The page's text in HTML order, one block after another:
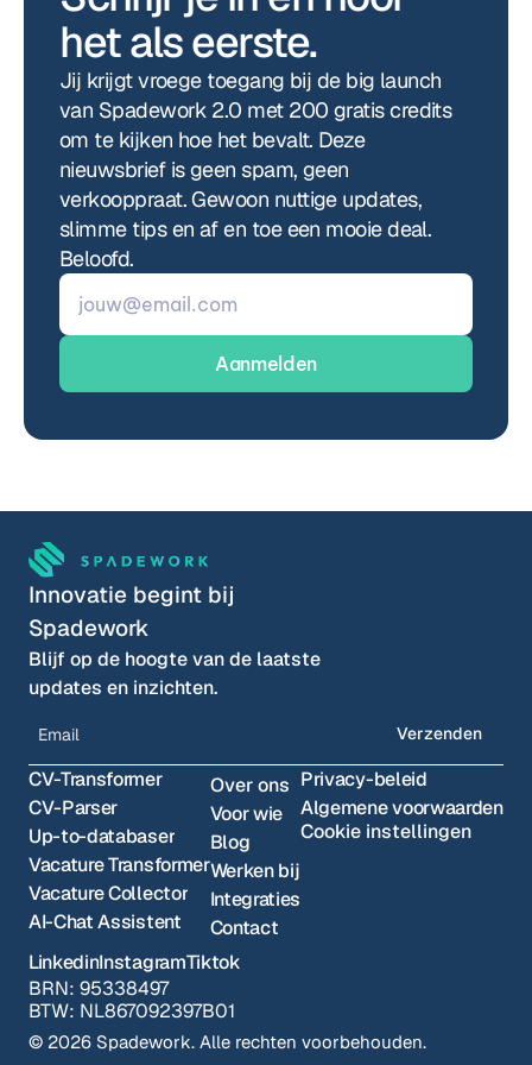
het als eerste.
Jij krijgt vroege toegang bij de big launch
van Spadework 2.0 met 200 gratis credits
om te kijken hoe het bevalt. Deze
nieuwsbrief is geen spam, geen
verkooppraat. Gewoon nuttige updates,
slimme tips en af en toe een mooie deal.
Beloofd.
Innovatie begint bij
Spadework
Blijf op de hoogte van de laatste
updates en inzichten.
Verzenden
CV-Transformer
CV-Parser
Up-to-databaser
Vacature Transformer
Vacature Collector
AI-Chat Assistent
Over ons
Voor wie
Blog
Werken bij
Integraties
Contact
Privacy-beleid
Algemene voorwaarden
Cookie instellingen
© 2026 Spadework. Alle rechten voorbehouden.
LinkedinInstagramTiktok
BRN: 95338497
BTW: NL867092397B01